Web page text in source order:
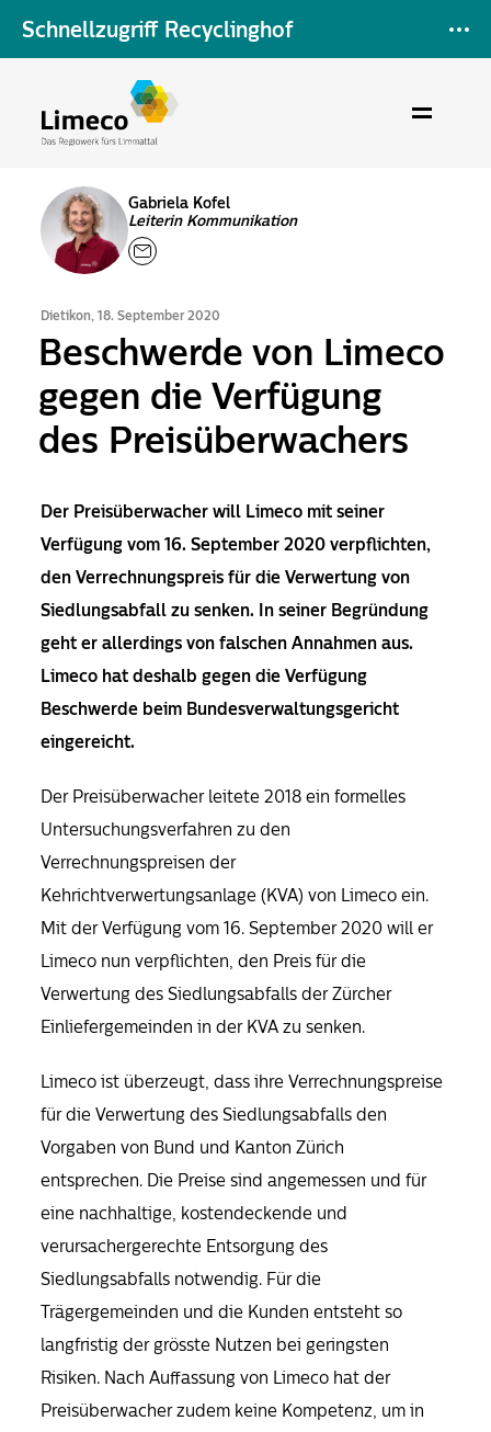
Schnellzugriff Recyclinghof
Gabriela Kofel
Leiterin Kommunikation
Dietikon, 18. September 2020
Beschwerde von Limeco
gegen die Verfügung
des Preisüberwachers
Der Preisüberwacher will Limeco mit seiner
Verfügung vom 16. September 2020 verpflichten,
den Verrechnungspreis für die Verwertung von
Siedlungsabfall zu senken. In seiner Begründung
geht er allerdings von falschen Annahmen aus.
Limeco hat deshalb gegen die Verfügung
Beschwerde beim Bundesverwaltungsgericht
eingereicht.
Der Preisüberwacher leitete 2018 ein formelles
Untersuchungsverfahren zu den
Verrechnungspreisen der
Kehrichtverwertungsanlage (KVA) von Limeco ein.
Mit der Verfügung vom 16. September 2020 will er
Limeco nun verpflichten, den Preis für die
Verwertung des Siedlungsabfalls der Zürcher
Einliefergemeinden in der KVA zu senken.
Limeco ist überzeugt, dass ihre Verrechnungspreise
für die Verwertung des Siedlungsabfalls den
Vorgaben von Bund und Kanton Zürich
entsprechen. Die Preise sind angemessen und für
eine nachhaltige, kostendeckende und
verursachergerechte Entsorgung des
Siedlungsabfalls notwendig. Für die
Trägergemeinden und die Kunden entsteht so
langfristig der grösste Nutzen bei geringsten
Risiken. Nach Auffassung von Limeco hat der
Preisüberwacher zudem keine Kompetenz, um in